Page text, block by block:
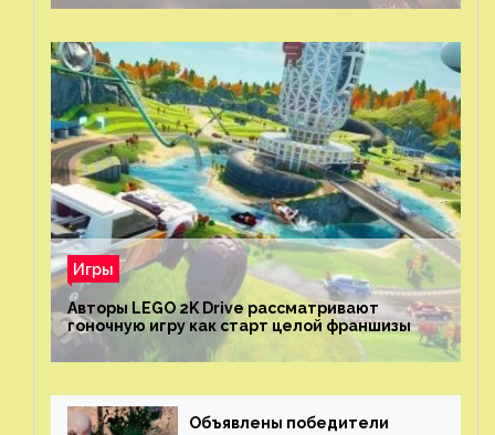
Игры
Авторы LEGO 2K Drive рассматривают
гоночную игру как старт целой франшизы
Объявлены победители